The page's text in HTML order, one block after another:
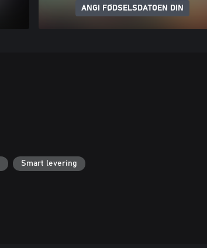
ANGI FØDSELSDATOEN DIN
Smart levering